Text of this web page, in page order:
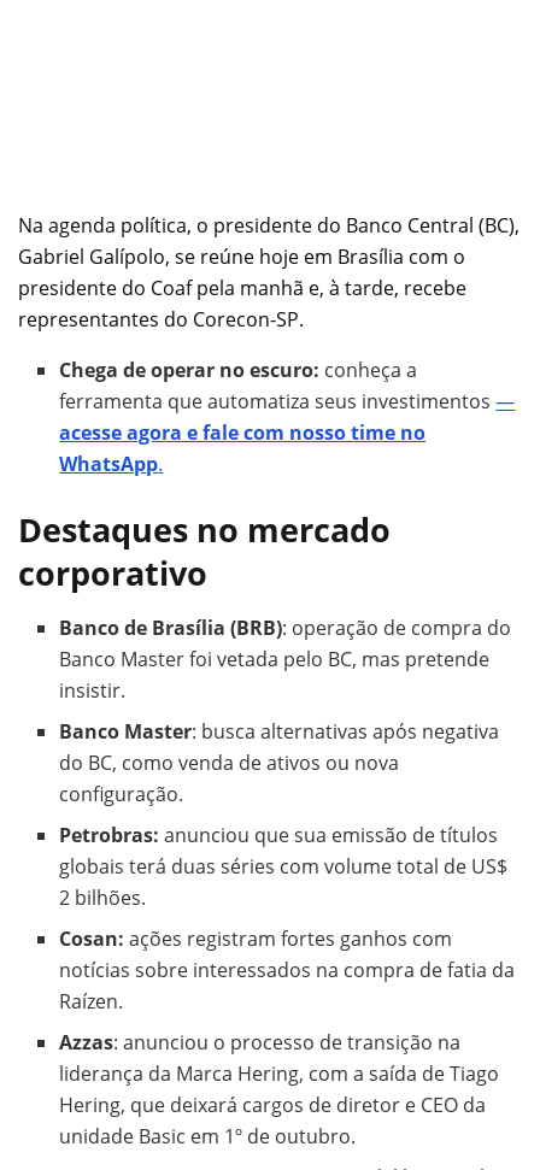
Na agenda política, o presidente do Banco Central (BC),
Gabriel Galípolo, se reúne hoje em Brasília com o
presidente do Coaf pela manhã e, à tarde, recebe
representantes do Corecon-SP.
Chega de operar no escuro: conheça a
ferramenta que automatiza seus investimentos—
acesse agora e fale com nosso time no
WhatsApp.
Destaques no mercado
corporativo
Banco de Brasília (BRB): operação de compra do
Banco Master foi vetada pelo BC, mas pretende
insistir.
Banco Master: busca alternativas após negativa
do BC, como venda de ativos ou nova
configuração.
Petrobras: anunciou que sua emissão de títulos
globais terá duas séries com volume total de US$
2 bilhões.
Cosan: ações registram fortes ganhos com
notícias sobre interessados na compra de fatia da
Raízen.
Azzas: anunciou o processo de transição na
liderança da Marca Hering, com a saída de Tiago
Hering, que deixará cargos de diretor e CEO da
unidade Basic em 1º de outubro.